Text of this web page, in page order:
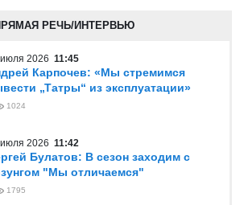
РЕЧЬ/ИНТЕРВЬЮ
2026 11:45
Карпочев: «Мы стремимся
„Татры“ из эксплуатации»
1024
2026 11:42
Булатов: В сезон заходим с
"Мы отличаемся"
1795